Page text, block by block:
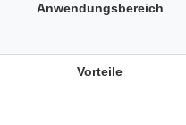
Anwendungsbereich
Vorteile